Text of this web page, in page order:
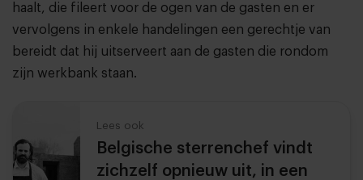
haalt, die fileert voor de ogen van de gasten en er
vervolgens in enkele handelingen een gerechtje van
bereidt dat hij uitserveert aan de gasten die rondom
zijn werkbank staan.
Lees ook
Belgische sterrenchef vindt
zichzelf opnieuw uit, in een